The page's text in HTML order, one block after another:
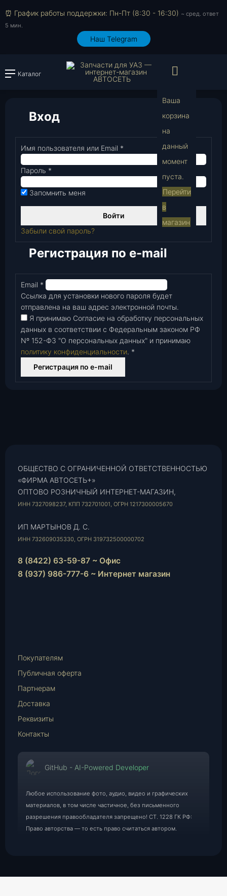
⏰ График работы поддержки: Пн-Пт (8:30 - 16:30) ~ сред. ответ
5 мин.
Наш Telegram
Каталог Войти или
Ваша
корзина
на
данный
момент
пуста.
Перейти
в
магазин
Вход
Имя пользователя или Email * Обязательно
Пароль *
Запомнить меня
Войти
Забыли свой пароль?
Регистрация по e-mail
Email *
Ссылка для установки нового пароля будет
отправлена ​​на ваш адрес электронной почты.
Я принимаю Согласие на обработку персональных
данных в соответствии с Федеральным законом РФ
Nº 152-Ф3 "О персональных данных" и принимаю
политику конфиденциальности. *
Регистрация по e-mail
ОБЩЕСТВО С ОГРАНИЧЕННОЙ ОТВЕТСТВЕННОСТЬЮ
«ФИРМА АВТОСЕТЬ+»
ОПТОВО РОЗНИЧНЫЙ ИНТЕРНЕТ-МАГАЗИН,
ИНН 7327098237, КПП 732701001, ОГРН 1217300005670
ИП МАРТЫНОВ Д. С.
ИНН 732609035330, ОГРН 319732500000702
8 (8422) 63-59-87 ~ Офис
8 (937) 986-777-6 ~ Интернет магазин
Mail
Покупателям
Публичная оферта
Партнерам
Доставка
Реквизиты
Контакты
GitHub - AI-Powered Developer
Любое использование фото, аудио, видео и графических
материалов, в том числе частичное, без письменного
разрешения правообладателя запрещено! СТ. 1228 ГК РФ:
Право авторства — то есть право считаться автором.